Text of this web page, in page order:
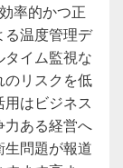
率的かつ正
る温度管理デ
イム監視な
のリスクを低
はビジネス
力ある経営へ
問題が報道